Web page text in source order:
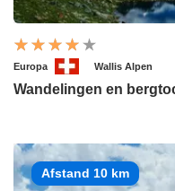
Europa Wallis Alpen
Wandelingen en
Afstand 10 km